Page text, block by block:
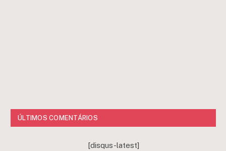
ÚLTIMOS COMENTÁRIOS
[disqus-latest]